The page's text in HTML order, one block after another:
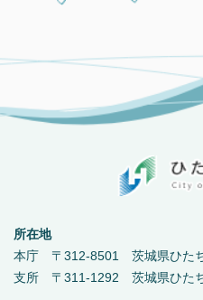
所在地
本庁 〒312-8501 茨城県ひた
支所 〒311-1292 茨城県ひた